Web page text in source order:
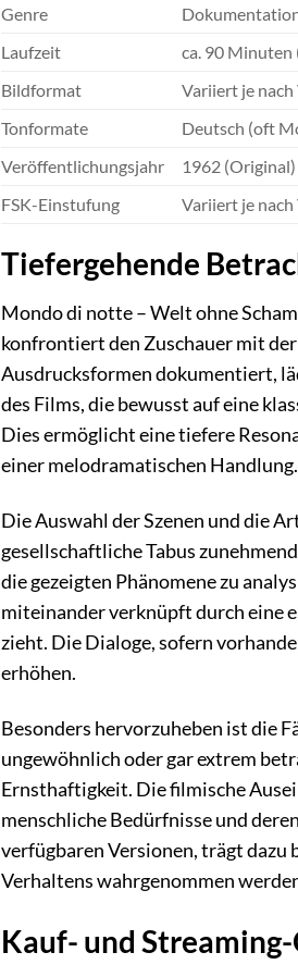
Genre
Laufzeit
ca. 90 Minuten
Bildformat
Variiert je
Tonformate
Deutsch (oft
Veröffentlichungsjahr
1962 (Original)
FSK-Einstufung
Variiert je
Tiefergehende
Mondo di notte – Welt ohne
konfrontiert den Zuschauer mit
Ausdrucksformen dokumentiert,
des Films, die bewusst auf eine
Dies ermöglicht eine tiefere
einer melodramatischen Handlung.
Die Auswahl der Szenen und die
gesellschaftliche Tabus
die gezeigten Phänomene zu
miteinander verknüpft durch eine
zieht. Die Dialoge, sofern
erhöhen.
Besonders hervorzuheben ist die
ungewöhnlich oder gar extrem
Ernsthaftigkeit. Die filmische
menschliche Bedürfnisse und
verfügbaren Versionen, trägt dazu
Verhaltens wahrgenommen
Kauf- und